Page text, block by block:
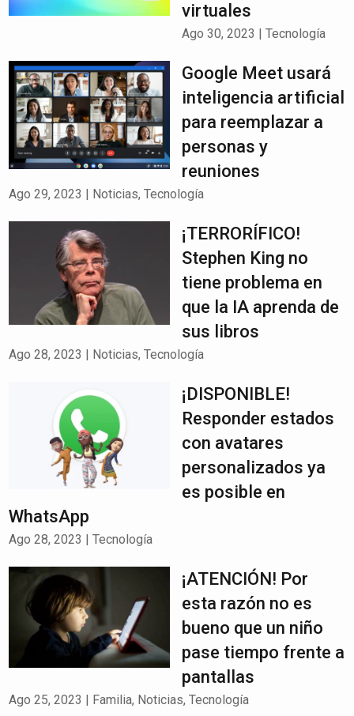
virtuales
Ago 30, 2023 |Tecnología
Google Meet usará
inteligencia artificial
para reemplazar a
personas y
reuniones
Ago 29, 2023 | Noticias,Tecnología
¡TERRORÍFICO!
Stephen King no
tiene problema en
que la IA aprenda de
sus libros
Ago 28, 2023 | Noticias,Tecnología
¡DISPONIBLE!
Responder estados
con avatares
personalizados ya
es posible en
WhatsApp
Ago 28, 2023 |Tecnología
¡ATENCIÓN! Por
esta razón no es
bueno que un niño
pase tiempo frente a
pantallas
Ago 25, 2023 | Familia, Noticias,Tecnología